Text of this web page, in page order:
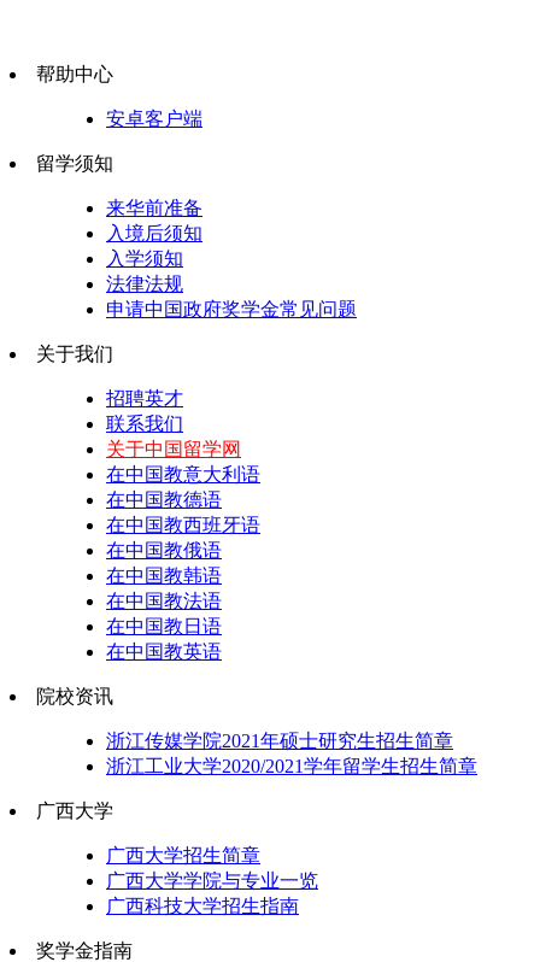
帮助中心
安卓客户端
留学须知
来华前准备
入境后须知
入学须知
法律法规
申请中国政府奖学金常见问题
关于我们
招聘英才
联系我们
关于中国留学网
在中国教意大利语
在中国教德语
在中国教西班牙语
在中国教俄语
在中国教韩语
在中国教法语
在中国教日语
在中国教英语
院校资讯
浙江传媒学院2021年硕士研究生招生简章
浙江工业大学2020/2021学年留学生招生简章
广西大学
广西大学招生简章
广西大学学院与专业一览
广西科技大学招生指南
奖学金指南